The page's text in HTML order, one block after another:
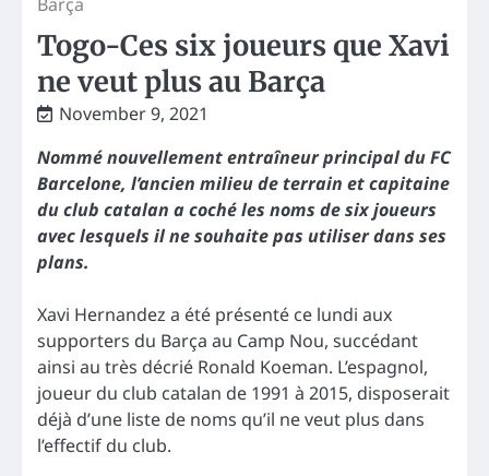
Togo-Ces six joueurs que Xavi
ne veut plus au Barça
November 9, 2021
Nommé nouvellement entraîneur principal du FC
Barcelone, l’ancien milieu de terrain et capitaine
du club catalan a coché les noms de six joueurs
avec lesquels il ne souhaite pas utiliser dans ses
plans.
Xavi Hernandez a été présenté ce lundi aux
supporters du Barça au Camp Nou, succédant
ainsi au très décrié Ronald Koeman. L’espagnol,
joueur du club catalan de 1991 à 2015, disposerait
déjà d’une liste de noms qu’il ne veut plus dans
l’effectif du club.